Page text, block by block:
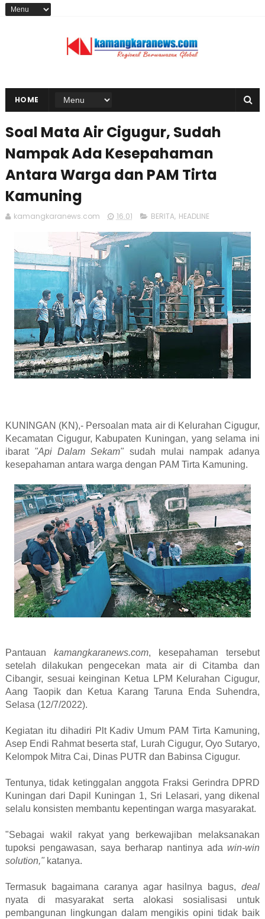
HOME
Soal Mata Air Cigugur, Sudah
Nampak Ada Kesepahaman
Antara Warga dan PAM Tirta
Kamuning
kamangkaranews.com 16.01 BERITA, HEADLINE
KUNINGAN (KN),- Persoalan mata air di Kelurahan Cigugur,
Kecamatan Cigugur, Kabupaten Kuningan, yang selama ini
ibarat "Api Dalam Sekam" sudah mulai nampak adanya
kesepahaman antara warga dengan PAM Tirta Kamuning.
Pantauan kamangkaranews.com, kesepahaman tersebut
setelah dilakukan pengecekan mata air di Citamba dan
Cibangir, sesuai keinginan Ketua LPM Kelurahan Cigugur,
Aang Taopik dan Ketua Karang Taruna Enda Suhendra,
Selasa (12/7/2022).
Kegiatan itu dihadiri Plt Kadiv Umum PAM Tirta Kamuning,
Asep Endi Rahmat beserta staf, Lurah Cigugur, Oyo Sutaryo,
Kelompok Mitra Cai, Dinas PUTR dan Babinsa Cigugur.
Tentunya, tidak ketinggalan anggota Fraksi Gerindra DPRD
Kuningan dari Dapil Kuningan 1, Sri Lelasari, yang dikenal
selalu konsisten membantu kepentingan warga masyarakat.
"Sebagai wakil rakyat yang berkewajiban melaksanakan
tupoksi pengawasan, saya berharap nantinya adawin-win
solution," katanya.
Termasuk bagaimana caranya agar hasilnya bagus,deal
nyata di masyarakat serta alokasi sosialisasi untuk
pembangunan lingkungan dalam mengikis opini tidak baik